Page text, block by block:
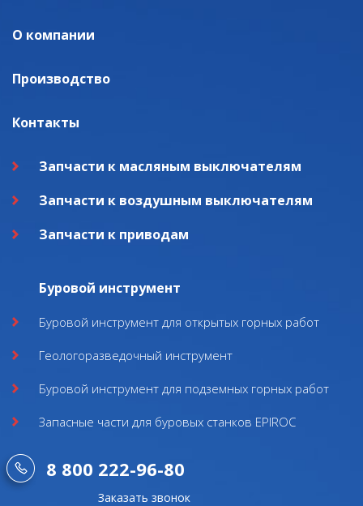
О компании
Производство
Контакты
Запчасти к масляным выключателям
Запчасти к воздушным выключателям
Запчасти к приводам
Буровой инструмент
Буровой инструмент для открытых горных работ
Геологоразведочный инструмент
Буровой инструмент для подземных горных работ
Запасные части для буровых станков EPIROC
8 800 222-96-80
Заказать звонок